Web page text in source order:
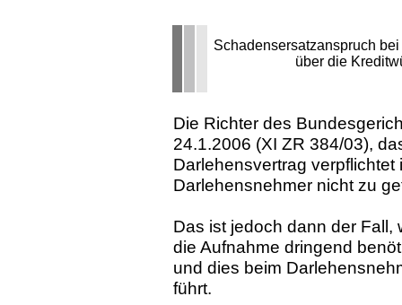
Schadensersatzanspruch
über die
Die Richter des
24.1.2006 (XI ZR 384/03),
Darlehensvertrag
Darlehensnehmer nicht zu
Das ist jedoch dann der
die Aufnahme dringend
und dies beim
führt.